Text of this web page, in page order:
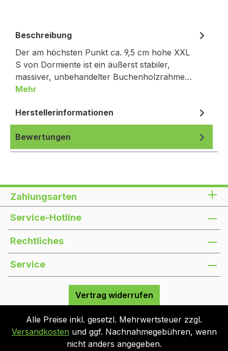
Beschreibung
Der am höchsten Punkt ca. 9,5 cm hohe XXL
S von Dormiente ist ein äußerst stabiler,
massiver, unbehandelter Buchenholzrahme…
Mehr
Herstellerinformationen
Bewertungen
Zahlungsarten
Service-Hotline
Rechtliches
Service
Vertrag widerrufen
Alle Preise inkl. gesetzl. Mehrwertsteuer zzgl.
Versandkosten und ggf. Nachnahmegebühren, wenn
nicht anders angegeben.